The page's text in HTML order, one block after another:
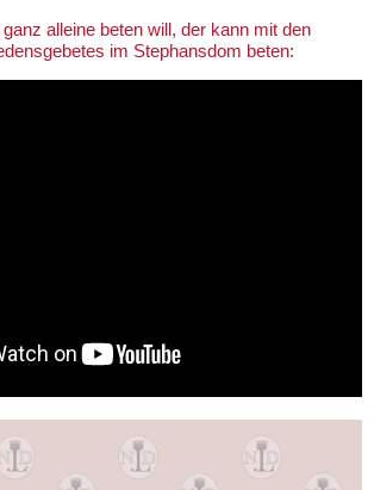
alleine beten will, der kann mit den
im Stephansdom beten: